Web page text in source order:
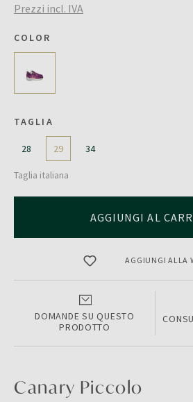
Prezzi incl. IVA
COLOR
TAGLIA
28 29 34
Taglia italiana
AGGIUNGI AL
AGGIUNGI ALLA
DOMANDE SU QUESTO
PRODOTTO
Canary Piccolo